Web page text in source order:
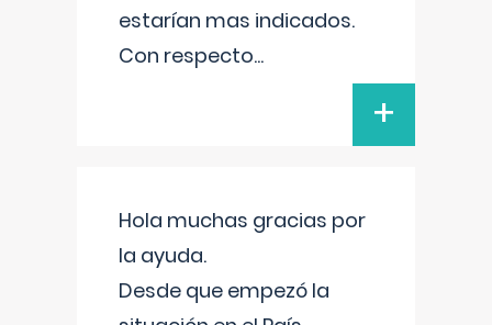
estarían mas indicados.
Con respecto...
+
Hola muchas gracias por
la ayuda.
Desde que empezó la